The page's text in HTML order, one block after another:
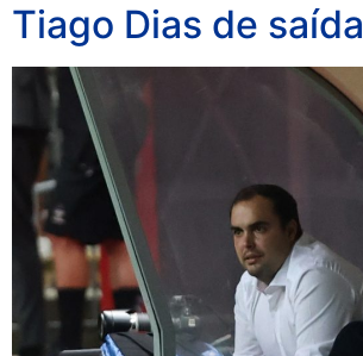
Tiago Dias de saída